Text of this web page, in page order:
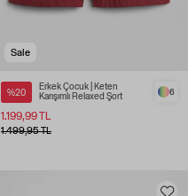
Sale
%20
Erkek Çocuk | Keten
Karışımlı Relaxed Şort
1.199,99 TL
6
1.499,95 TL